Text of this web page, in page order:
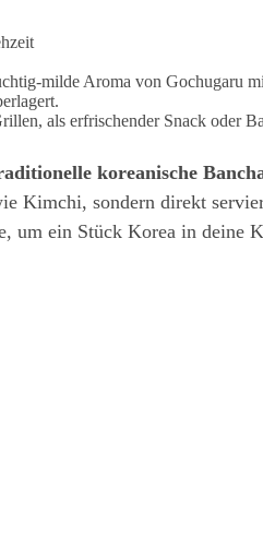
milde Aroma von Gochugaru
als erfrischender Snack oder
koreanische
Kimchi, sondern direkt
um ein Stück Korea in deine